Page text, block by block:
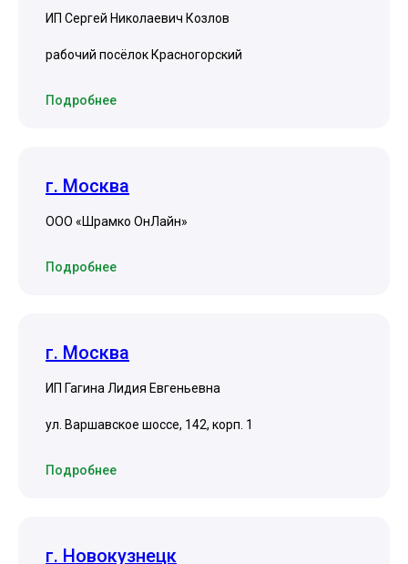
ИП Сергей Николаевич Козлов
рабочий посёлок Красногорский
Подробнее
г. Москва
ООО «Шрамко ОнЛайн»
Подробнее
г. Москва
ИП Гагина Лидия Евгеньевна
ул. Варшавское шоссе, 142, корп. 1
Подробнее
г. Новокузнецк